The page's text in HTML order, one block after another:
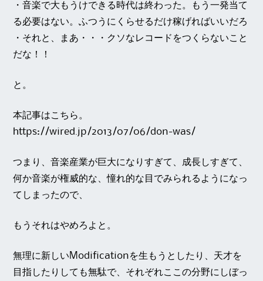
・音楽で大もうけできる時代は終わった。もう一発当て
る必要はない。ふつうにくらせるだけ稼げればいいだろ
・それと、まあ・・・クソなレコードをつくらないこと
だな！！
と。
本記事はこちら。
https://wired.jp/2013/07/06/don-was/
つまり、音楽産業が巨大になりすぎて、成長しすぎて、
何か音楽が権威的な、憧れ的な目でみられるようになっ
てしまったので、
もうそれはやめろよと。
無理に新しいModificationを生もうとしたり、天才を
目指したりしても無駄で、それぞれここの分野にしぼっ